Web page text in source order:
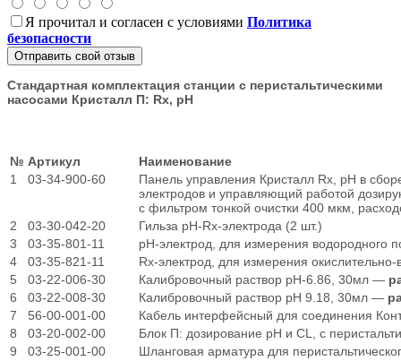
Я прочитал и согласен с условиями Политика
безопасности
Отправить свой отзыв
Стандартная комплектация станции с перистальтическими
насосами Кристалл П: Rx, рН
№ Артикул
Наименование
1
03-34-900-60
Панель управления Кристалл Rx, pH в
электродов и управляющий работой
с фильтром тонкой очистки 400 мкм,
2
03-30-042-20
Гильза pH-Rx-электрода (2 шт.)
3
03-35-801-11
рН-электрод, для измерения водородного
4
03-35-821-11
Rx-электрод, для измерения
5
03-22-006-30 Калибровочный раствор рН-6.86, 30мл —
6
03-22-008-30 Калибровочный раствор рН 9.18, 30мл —
7
56-00-001-00
Кабель интерфейсный для соединения
8
03-20-002-00
Блок П: дозирование рН и CL, с
9
03-25-001-00
Шланговая арматура для